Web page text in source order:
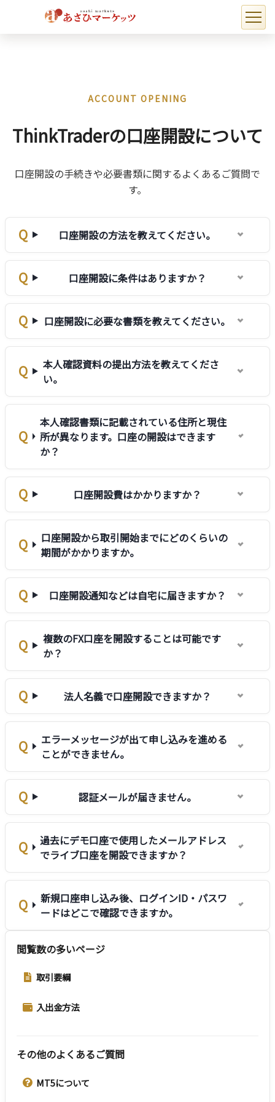
よくある質問 口座開設について
ACCOUNT OPENING
ThinkTraderの口座開設について
口座開設の手続きや必要書類に関するよくあるご質問で
す。
閲覧数の多いページ
取引要綱
入出金方法
その他のよくあるご質問
MT5について
口座開設の方法を教えてください。
口座開設に条件はありますか？
口座開設に必要な書類を教えてください。
本人確認資料の提出方法を教えてくださ
い。
本人確認書類に記載されている住所と現住
所が異なります。口座の開設はできます
か？
口座開設費はかかりますか？
口座開設から取引開始までにどのくらいの
期間がかかりますか。
口座開設通知などは自宅に届きますか？
複数のFX口座を開設することは可能です
か？
法人名義で口座開設できますか？
エラーメッセージが出て申し込みを進める
ことができません。
認証メールが届きません。
過去にデモ口座で使用したメールアドレス
でライブ口座を開設できますか？
新規口座申し込み後、ログインID・パスワ
ードはどこで確認できますか。